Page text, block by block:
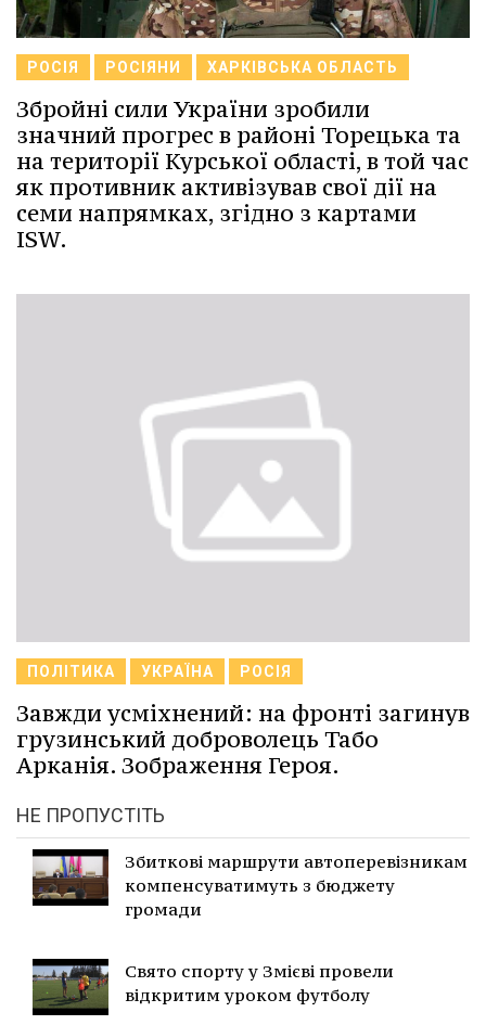
РОСІЯ РОСІЯНИ ХАРКІВСЬКА ОБЛАСТЬ
Збройні сили України зробили
значний прогрес в районі Торецька та
на території Курської області, в той час
як противник активізував свої дії на
семи напрямках, згідно з картами
ISW.
ПОЛІТИКА УКРАЇНА РОСІЯ
Завжди усміхнений: на фронті загинув
грузинський доброволець Табо
Арканія. Зображення Героя.
НЕ ПРОПУСТІТЬ
Збиткові маршрути автоперевізникам
компенсуватимуть з бюджету
громади
Свято спорту у Змієві провели
відкритим уроком футболу